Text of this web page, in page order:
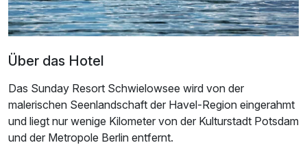
Ausstattung
Über das Hotel
Das Sunday Resort Schwielowsee wird von der
malerischen Seenlandschaft der Havel-Region eingerahmt
und liegt nur wenige Kilometer von der Kulturstadt Potsdam
und der Metropole Berlin entfernt.